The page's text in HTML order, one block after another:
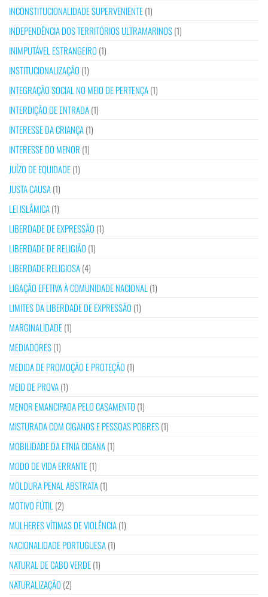
INCONSTITUCIONALIDADE SUPERVENIENTE(1)
INDEPENDÊNCIA DOS TERRITÓRIOS ULTRAMARINOS(1)
INIMPUTÁVEL ESTRANGEIRO (1)
INSTITUCIONALIZAÇÃO (1)
INTEGRAÇÃO SOCIAL NO MEIO DE PERTENÇA(1)
INTERDIÇÃO DE ENTRADA(1)
INTERESSE DA CRIANÇA(1)
INTERESSE DO MENOR (1)
JUÍZO DE EQUIDADE(1)
JUSTA CAUSA(1)
LEI ISLÂMICA(1)
LIBERDADE DE EXPRESSÃO (1)
LIBERDADE DE RELIGIÃO (1)
LIBERDADE RELIGIOSA(4)
LIGAÇÃO EFETIVA À COMUNIDADE NACIONAL (1)
LIMITES DA LIBERDADE DE EXPRESSÃO (1)
MARGINALIDADE(1)
MEDIADORES(1)
MEDIDA DE PROMOÇÃO E PROTEÇÃO (1)
MEIO DE PROVA(1)
MENOR EMANCIPADA PELO CASAMENTO (1)
MISTURADA COM CIGANOS E PESSOAS POBRES(1)
MOBILIDADE DA ETNIA CIGANA(1)
MODO DE VIDA ERRANTE(1)
MOLDURA PENAL ABSTRATA(1)
MOTIVO FÚTIL (2)
MULHERES VÍTIMAS DE VIOLÊNCIA(1)
NACIONALIDADE PORTUGUESA(1)
NATURAL DE CABO VERDE(1)
NATURALIZAÇÃO (2)